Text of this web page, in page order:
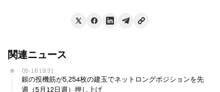
関連ニュース
05-16 19:31
銀の投機筋が5,254枚の建玉でネットロングポジションを先
週（5月12日週）押し上げ